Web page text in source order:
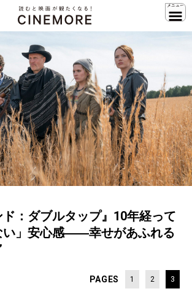
ド：ダブルタップ』10年経って
い」安心感――幸せがあふれる
PAGES 1 2 3